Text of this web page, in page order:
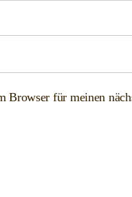
Browser für meinen